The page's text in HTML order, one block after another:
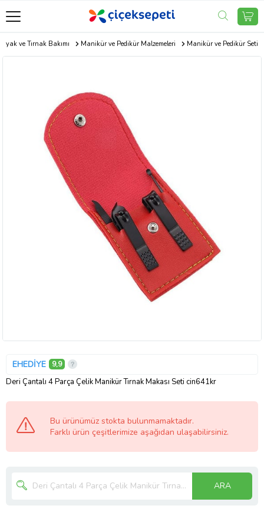
ve Tırnak Bakımı Manikür ve Pedikür Malzemeleri Manikür ve Pedikür Seti
EHEDİYE 9,9
Deri Çantalı 4 Parça Çelik Manikür Tırnak Makası Seti cin641kr
Bu ürünümüz stokta bulunmamaktadır.
Farklı ürün çeşitlerimize aşağıdan ulaşabilirsiniz.
ARA